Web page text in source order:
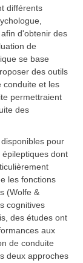
différents
d'obtenir des
de
se base
des outils
conduite et les
permettraient
des
pour
dont
les fonctions
(Wolfe &
cognitives
des études ont
aux
de conduite
deux approches